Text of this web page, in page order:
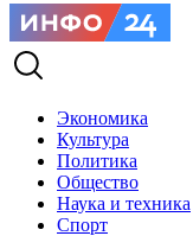
Экономика
Культура
Политика
Общество
Наука и техника
Спорт